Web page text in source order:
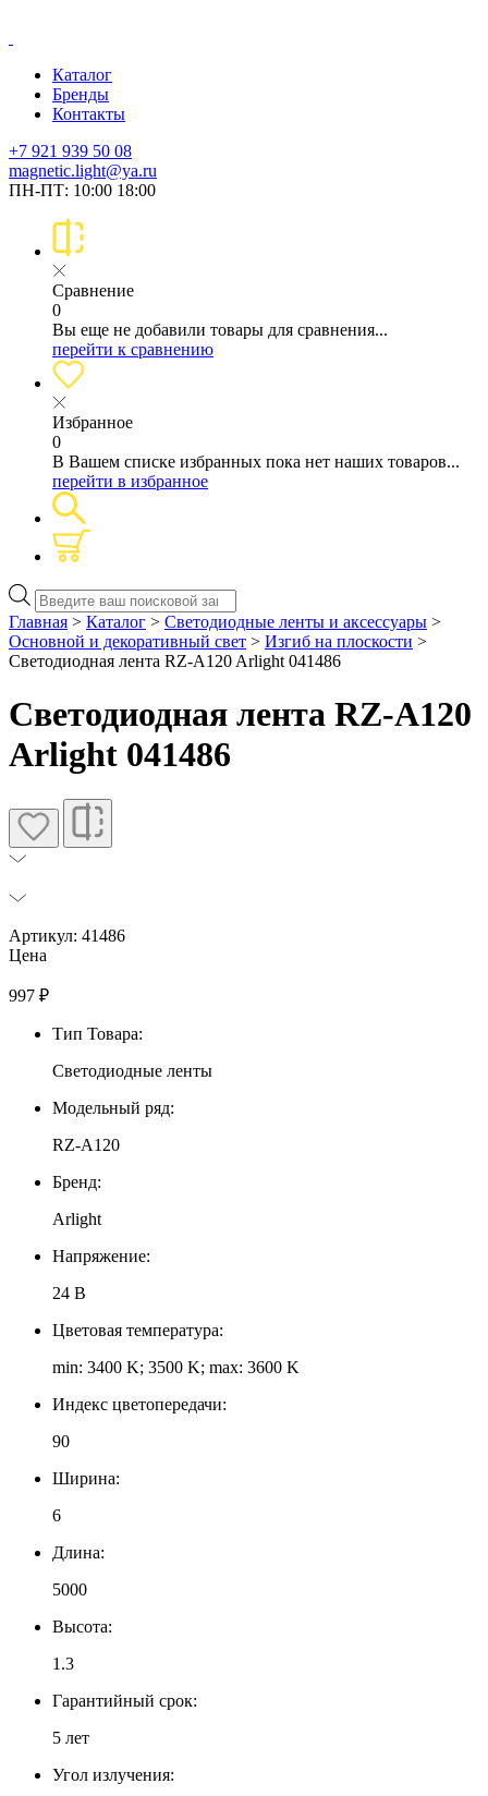
Каталог
Бренды
Контакты
+7 921 939 50 08
magnetic.light@ya.ru
ПН-ПТ: 10:00 18:00
Сравнение
0
Вы еще не добавили товары для сравнения...
перейти к сравнению
Избранное
0
В Вашем списке избранных пока нет наших товаров...
перейти в избранное
Поиск
товаров
Главная > Каталог > Светодиодные ленты и аксессуары >
Основной и декоративный свет > Изгиб на плоскости >
Светодиодная лента RZ-A120 Arlight 041486
Светодиодная лента RZ-A120
Arlight 041486
Артикул: 41486
Цена
997 ₽
Тип Товара:
Светодиодные ленты
Модельный ряд:
RZ-A120
Бренд:
Arlight
Напряжение:
24 В
Цветовая температура:
min: 3400 K; 3500 K; max: 3600 K
Индекс цветопередачи:
90
Ширина:
6
Длина:
5000
Высота:
1.3
Гарантийный срок:
5 лет
Угол излучения: